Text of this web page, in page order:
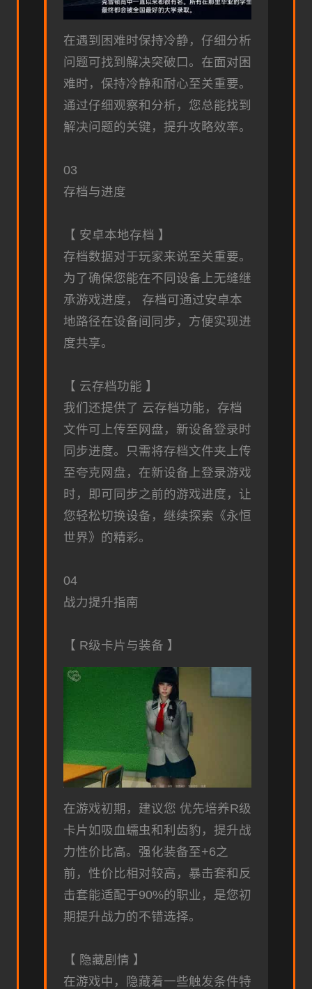
在遇到困难时保持冷静，仔细分析
问题可找到解决突破口。在面对困
难时，保持冷静和耐心至关重要。
通过仔细观察和分析，您总能找到
解决问题的关键，提升攻略效率。
03
存档与进度
【 安卓本地存档 】
存档数据对于玩家来说至关重要。
为了确保您能在不同设备上无缝继
承游戏进度， 存档可通过安卓本
地路径在设备间同步，方便实现进
度共享。
【 云存档功能 】
我们还提供了 云存档功能，存档
文件可上传至网盘，新设备登录时
同步进度。只需将存档文件夹上传
至夸克网盘，在新设备上登录游戏
时，即可同步之前的游戏进度，让
您轻松切换设备，继续探索《永恒
世界》的精彩。
04
战力提升指南
【 R级卡片与装备 】
在游戏初期，建议您 优先培养R级
卡片如吸血蠕虫和利齿豹，提升战
力性价比高。强化装备至+6之
前，性价比相对较高，暴击套和反
击套能适配于90%的职业，是您初
期提升战力的不错选择。
【 隐藏剧情 】
在游戏中，隐藏着一些触发条件特